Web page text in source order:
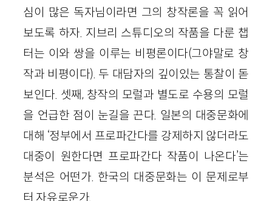
심이 많은 독자님이라면 그의 창작론을 꼭 읽어
보도록 하자. 지브리 스튜디오의 작품을 다룬 챕
터는 이와 쌍을 이루는 비평론이다(그야말로 창
작과 비평이다). 두 대담자의 깊이있는 통찰이 돋
보인다. 셋째, 창작의 모럴과 별도로 수용의 모럴
을 언급한 점이 눈길을 끈다. 일본의 대중문화에
대해 ‘정부에서 프로파간다를 강제하지 않더라도
대중이 원한다면 프로파간다 작품이 나온다’는
분석은 어떤가. 한국의 대중문화는 이 문제로부
터 자유로운가.